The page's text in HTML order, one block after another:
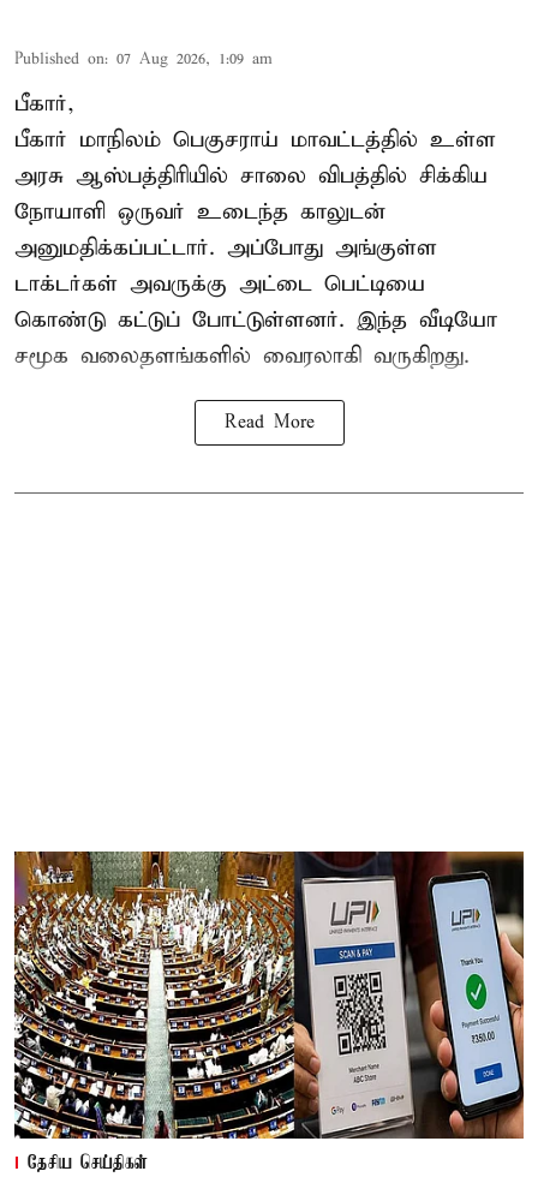
Published on: 07 Aug 2026, 1:09 am
பீகார்,
பீகார் மாநிலம் பெகுசராய் மாவட்டத்தில் உள்ள
அரசு ஆஸ்பத்திரியில் சாலை விபத்தில் சிக்கிய
நோயாளி ஒருவர் உடைந்த காலுடன்
அனுமதிக்கப்பட்டார். அப்போது அங்குள்ள
டாக்டர்கள் அவருக்கு அட்டை பெட்டியை
கொண்டு கட்டுப் போட்டுள்ளனர். இந்த வீடியோ
சமூக வலைதளங்களில் வைரலாகி வருகிறது.
Read More
தேசிய செய்திகள்